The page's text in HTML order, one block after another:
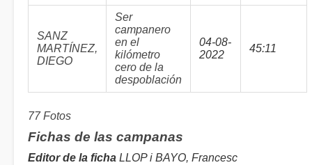
SANZ
MARTÍNEZ,
DIEGO
Ser
campanero
en el
kilómetro
cero de la
despoblación
04-08-
2022
45:11
77 Fotos
Fichas de las campanas
Editor de la ficha LLOP i BAYO, Francesc